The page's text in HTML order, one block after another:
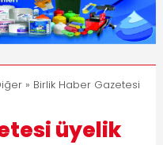
Hayatına Başladı | Hızlı ve
Akıllı Haber Platformu
Dijital Devrim: Rota Sepetim
» Birlik Haber Gazetesi
üyelik